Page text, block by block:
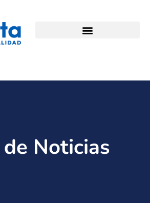
Noticias